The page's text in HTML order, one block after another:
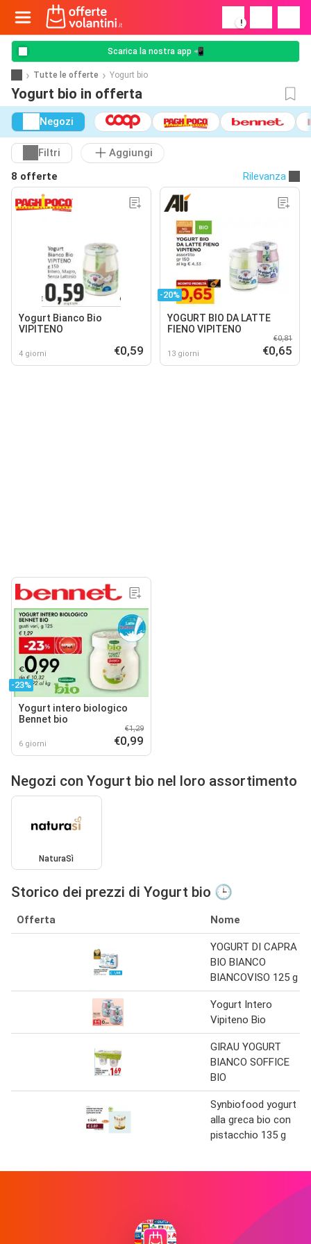
!
Scarica la nostra app 📲
Tutte le offerte Yogurt bio
Yogurt bio in offerta
Negozi
Filtri
Aggiungi
8 offerte
Rilevanza
Yogurt Bianco Bio
VIPITENO
4 giorni €0,59
-20%
YOGURT BIO DA LATTE
FIENO VIPITENO
13 giorni
€0,81
€0,65
-23%
Yogurt intero biologico
Bennet bio
6 giorni
€1,29
€0,99
Negozi con Yogurt bio nel loro assortimento
NaturaSì
Storico dei prezzi di Yogurt bio 🕒
Offerta Nome
YOGURT DI CAPRA
BIO BIANCO
BIANCOVISO 125 g
Yogurt Intero
Vipiteno Bio
GIRAU YOGURT
BIANCO SOFFICE
BIO
Synbiofood yogurt
alla greca bio con
pistacchio 135 g